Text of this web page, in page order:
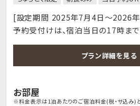
[設定期間 2025年7月4日～2026
予約受付けは、宿泊当日の17時まで
プラン詳細を見る
お部屋
※料金表示は1泊あたりのご宿泊料金(税・サ込み)と